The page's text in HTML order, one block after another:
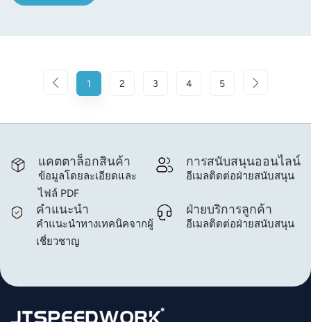
1 2 3 4 5
แคตตาล็อกสินค้า
ข้อมูลโดยละเอียดและ
ไฟล์ PDF
การสนับสนุนออนไลน์
อีเมลติดต่อฝ่ายสนับสนุน
คำแนะนำ
คำแนะนำทางเทคนิคจากผู้
เชี่ยวชาญ
ฝ่ายบริการลูกค้า
อีเมลติดต่อฝ่ายสนับสนุน